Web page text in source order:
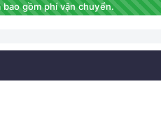
bao gồm phí vận chuyển.